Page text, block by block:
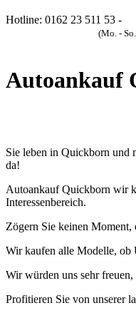
Hotline: 0162 23 511 53 -
(Mo. -
Autoankauf
Sie leben in Quickborn und
da!
Autoankauf Quickborn wir
Interessenbereich.
Zögern Sie keinen Moment,
Wir kaufen alle Modelle, ob
Wir würden uns sehr
Profitieren Sie von unserer